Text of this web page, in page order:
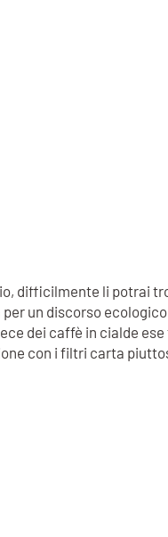
difficilmente li potrai
un discorso
dei caffè in cialde
con i filtri carta